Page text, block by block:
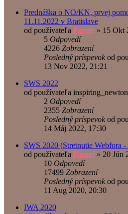
Prednáška o NO/KN, prvej
11.11.2022 v Bratislave
od používateľa Panzer » 15 Okt
5 Odpovedí
4226 Zobrazení
Posledný príspevok od
13 Nov 2022, 21:21
SWS 2022
od používateľa inspiring_newton
2 Odpovedí
2355 Zobrazení
Posledný príspevok od
14 Máj 2022, 17:30
SWS 2020 (Stretnutie Webfora
od používateľa Panzer » 20 Jún
10 Odpovedí
17499 Zobrazení
Posledný príspevok od
11 Aug 2020, 20:30
IWA 2020